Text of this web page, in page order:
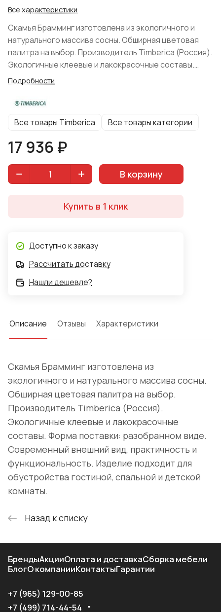
Все характеристики
Скамья Брамминг изготовлена из экологичного и
натурального массива сосны. Обширная цветовая
палитра на выбор. Производитель Timberica (Россия).
Экологичные клеевые и лакокрасочные составы.
Форма поставки: разобранном виде. Современный
Подробности
Все товары Timberica Все товары категории
17 936 ₽
В корзину
Купить в 1 клик
Доступно к заказу
Рассчитать доставку
Нашли дешевле?
Описание Отзывы Характеристики
Скамья Брамминг изготовлена из
экологичного и натурального массива сосны.
Обширная цветовая палитра на выбор.
Производитель Timberica (Россия).
Экологичные клеевые и лакокрасочные
составы. Форма поставки: разобранном виде.
Современный внешний вид, практичность и
функциональность. Изделие подходит для
обустройства гостиной, спальной и детской
комнаты.
Назад к списку
БрендыАкцииОплата и доставкаСборка мебели
БлогО компанииКонтактыГарантии
+7 (965) 129-00-85
+7 (499) 714-44-54